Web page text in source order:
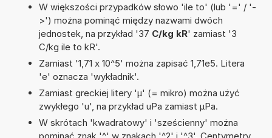
W większości przypadków słowo 'ile to' (lub '=' / '-
>') można pominąć między nazwami dwóch
jednostek, na przykład '37 C/kg kR' zamiast '3
C/kg ile to kR'.
Zamiast '1,71 x 10^5' można zapisać 1,71e5. Litera
'e' oznacza 'wykładnik'.
Zamiast greckiej litery 'µ' (= mikro) można użyć
zwykłego 'u', na przykład uPa zamiast µPa.
W skrótach 'kwadratowy' i 'sześcienny' można
pominąć znak '^' w znakach '^2' i '^3'. Centymetry